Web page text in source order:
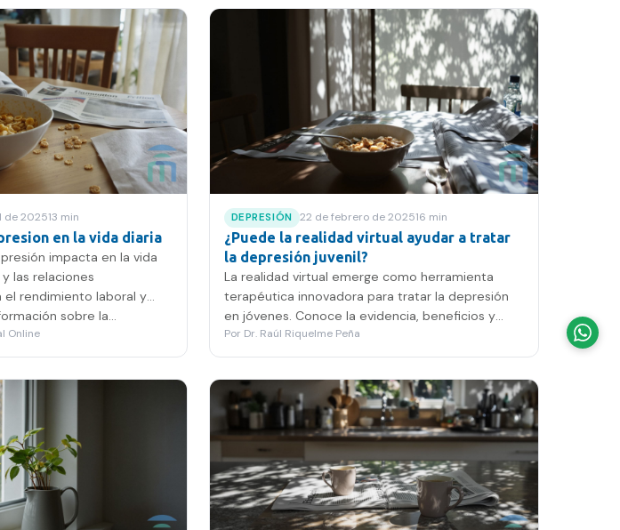
de 202513 min
en la vida diaria
impacta en la vida
las relaciones
el rendimiento laboral y
sobre la...
Online
DEPRESIÓN 22 de febrero de 202516 min
¿Puede la realidad virtual ayudar a tratar
la depresión juvenil?
La realidad virtual emerge como herramienta
terapéutica innovadora para tratar la depresión
en jóvenes. Conoce la evidencia, beneficios y
limitaciones.
Por Dr. Raúl Riquelme Peña